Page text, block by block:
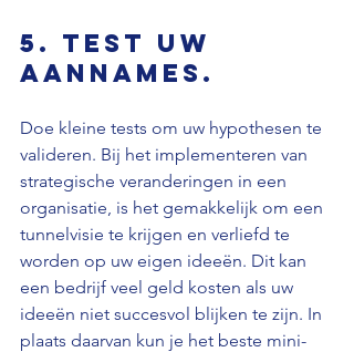
5. Test uw
aannames.
Doe kleine tests om uw hypothesen te
valideren. Bij het implementeren van
strategische veranderingen in een
organisatie, is het gemakkelijk om een
tunnelvisie te krijgen en verliefd te
worden op uw eigen ideeën. Dit kan
een bedrijf veel geld kosten als uw
ideeën niet succesvol blijken te zijn. In
plaats daarvan kun je het beste mini-